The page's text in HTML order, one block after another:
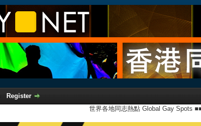
Register
世界各地同志熱點 Global Gay Spots